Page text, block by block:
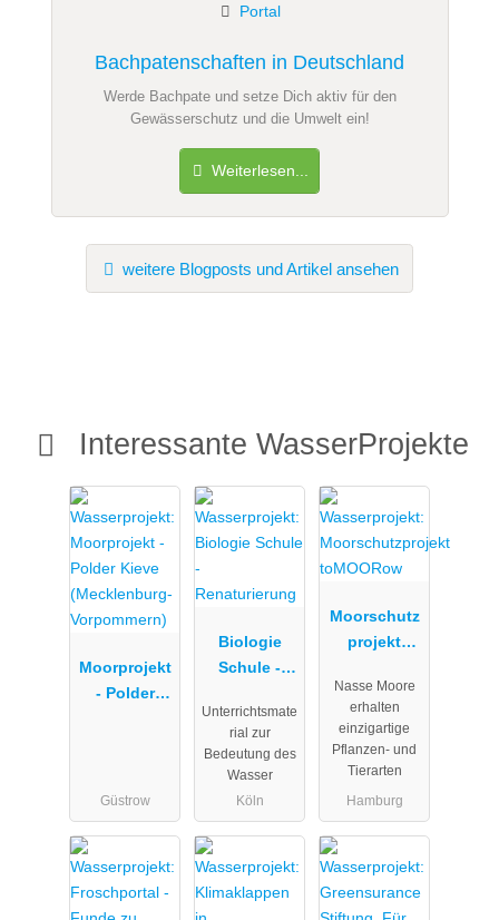
Bachpatenschaften in Deutschland
Portal
Werde Bachpate und setze Dich aktiv für den
Gewässerschutz und die Umwelt ein!
Weiterlesen...
weitere Blogposts und Artikel ansehen
Interessante WasserProjekte
Moorprojekt
- Polder
Vorpommern
)
Güstrow
Biologie
Schule -
ng
Unterrichtsmate
rial zur
Bedeutung des
Wasser
Köln
Moorschutz
projekt
Nasse Moore
erhalten
einzigartige
Pflanzen- und
Tierarten
Hamburg